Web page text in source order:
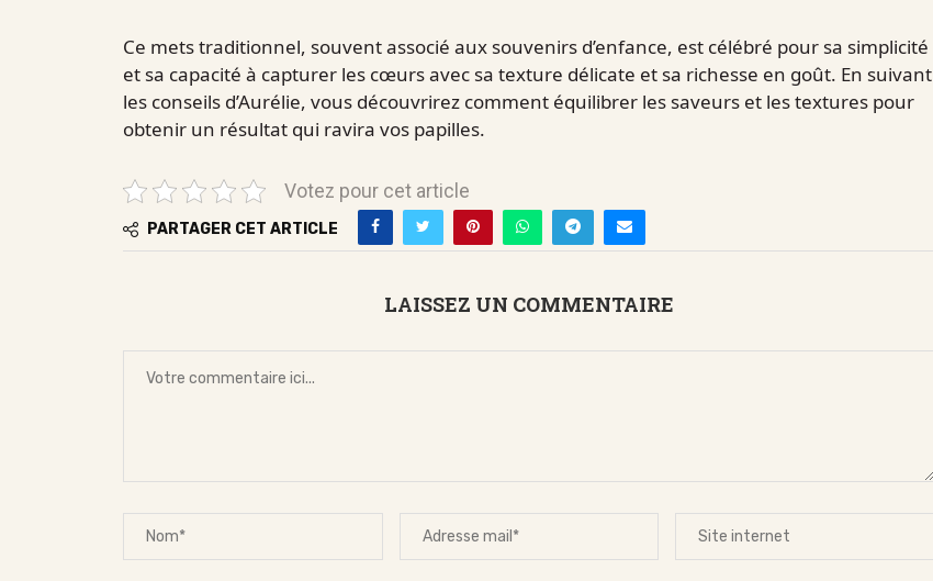
Ce mets traditionnel, souvent associé aux souvenirs d’enfance, est célébré pour sa simplicité
et sa capacité à capturer les cœurs avec sa texture délicate et sa richesse en goût. En suivant
les conseils d’Aurélie, vous découvrirez comment équilibrer les saveurs et les textures pour
obtenir un résultat qui ravira vos papilles.
Votez pour cet article
PARTAGER CET ARTICLE
LAISSEZ UN COMMENTAIRE